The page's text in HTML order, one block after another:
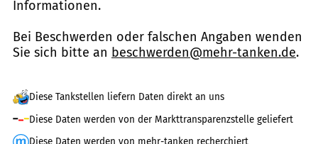
Informationen.
Bei Beschwerden oder falschen Angaben wenden
Sie sich bitte an beschwerden@mehr-tanken.de.
Diese Tankstellen liefern Daten direkt an uns
Diese Daten werden von der Markttransparenzstelle geliefert
Diese Daten werden von mehr-tanken recherchiert